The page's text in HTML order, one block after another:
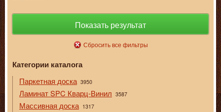
Показать результат
Сбросить все фильтры
Категории каталога
Паркетная доска 3950
Ламинат SPC Кварц-Винил 3587
Массивная доска 1317